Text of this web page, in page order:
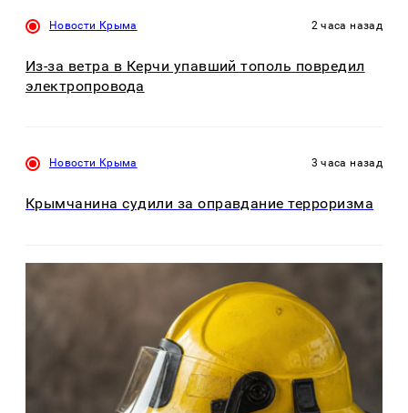
Новости Крыма 2 часа назад
Из-за ветра в Керчи упавший тополь повредил
электропровода
Новости Крыма 3 часа назад
Крымчанина судили за оправдание терроризма